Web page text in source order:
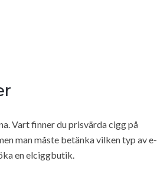
Vart finner du prisvärda cigg på
man måste betänka vilken typ av e-
en elciggbutik.